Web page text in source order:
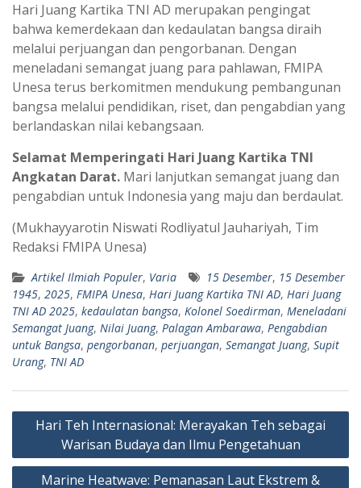
Hari Juang Kartika TNI AD merupakan pengingat
bahwa kemerdekaan dan kedaulatan bangsa diraih
melalui perjuangan dan pengorbanan. Dengan
meneladani semangat juang para pahlawan, FMIPA
Unesa terus berkomitmen mendukung pembangunan
bangsa melalui pendidikan, riset, dan pengabdian yang
berlandaskan nilai kebangsaan.
Selamat Memperingati Hari Juang Kartika TNI
Angkatan Darat. Mari lanjutkan semangat juang dan
pengabdian untuk Indonesia yang maju dan berdaulat.
(Mukhayyarotin Niswati Rodliyatul Jauhariyah, Tim
Redaksi FMIPA Unesa)
Artikel Ilmiah Populer, Varia 15 Desember, 15 Desember
1945, 2025, FMIPA Unesa, Hari Juang Kartika TNI AD, Hari Juang
TNI AD 2025, kedaulatan bangsa, Kolonel Soedirman, Meneladani
Semangat Juang, Nilai Juang, Palagan Ambarawa, Pengabdian
untuk Bangsa, pengorbanan, perjuangan, Semangat Juang, Supit
Urang, TNI AD
Navigasi
Hari Teh Internasional: Merayakan Teh sebagai
Warisan Budaya dan Ilmu Pengetahuan
Marine Heatwave: Pemanasan Laut Ekstrem &